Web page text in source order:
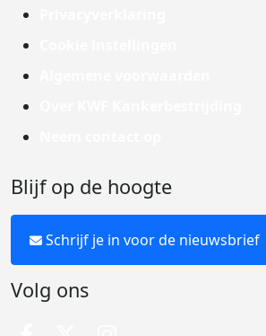
Blijf op de hoogte
Schrijf je in voor de nieuwsbrief
Volg ons